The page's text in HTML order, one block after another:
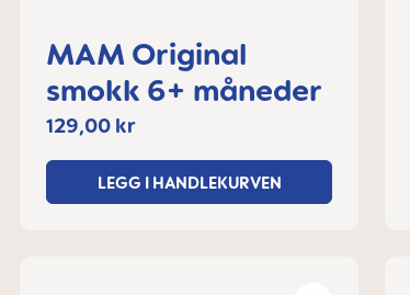
MAM Original
smokk 6+ måneder
129,00 kr
LEGG I HANDLEKURVEN